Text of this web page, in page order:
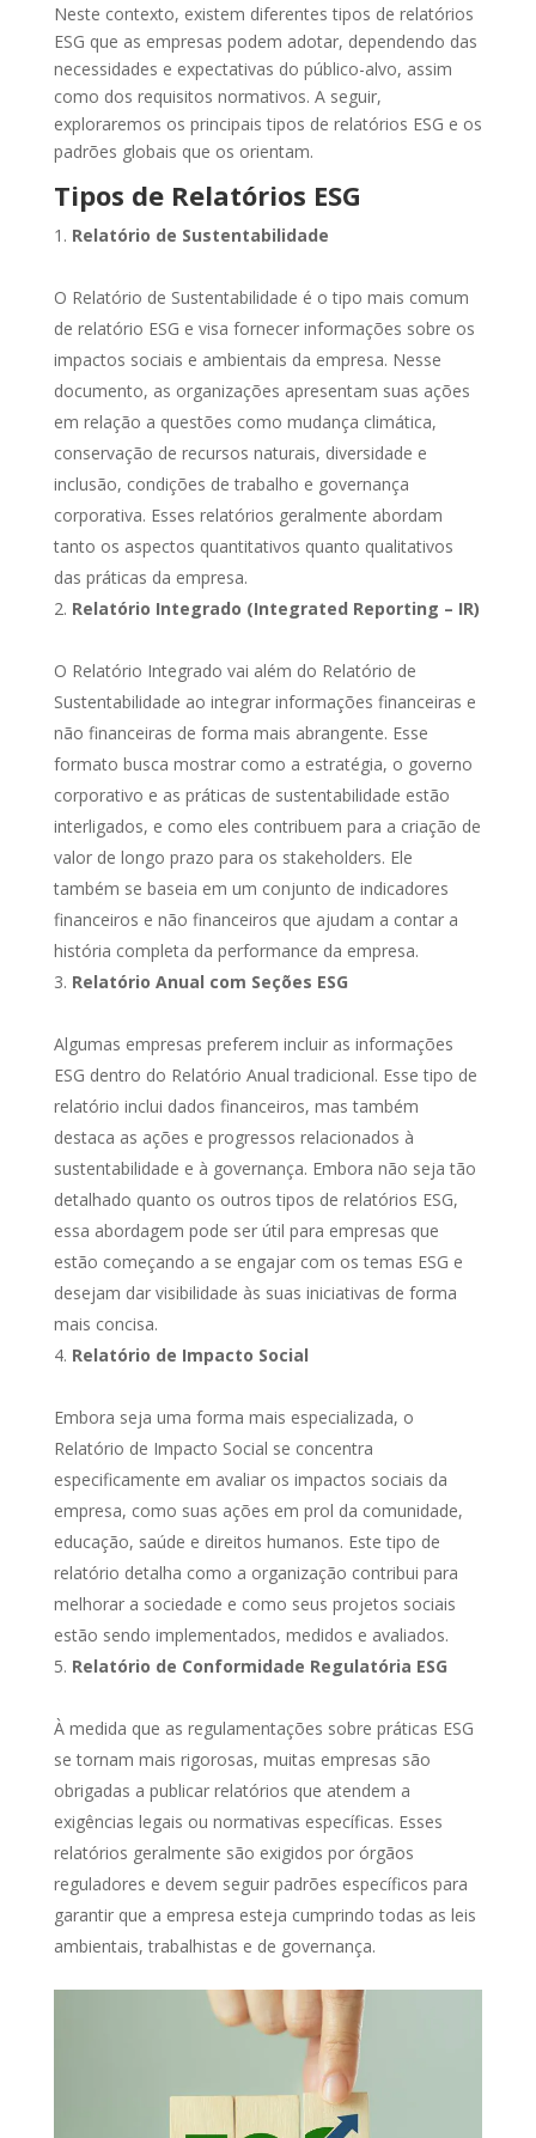
Neste contexto, existem diferentes tipos de relatórios
ESG que as empresas podem adotar, dependendo das
necessidades e expectativas do público-alvo, assim
como dos requisitos normativos. A seguir,
exploraremos os principais tipos de relatórios ESG e os
padrões globais que os orientam.
Tipos de Relatórios ESG
Relatório de Sustentabilidade
O Relatório de Sustentabilidade é o tipo mais comum
de relatório ESG e visa fornecer informações sobre os
impactos sociais e ambientais da empresa. Nesse
documento, as organizações apresentam suas ações
em relação a questões como mudança climática,
conservação de recursos naturais, diversidade e
inclusão, condições de trabalho e governança
corporativa. Esses relatórios geralmente abordam
tanto os aspectos quantitativos quanto qualitativos
das práticas da empresa.
Relatório Integrado (Integrated Reporting – IR)
O Relatório Integrado vai além do Relatório de
Sustentabilidade ao integrar informações financeiras e
não financeiras de forma mais abrangente. Esse
formato busca mostrar como a estratégia, o governo
corporativo e as práticas de sustentabilidade estão
interligados, e como eles contribuem para a criação de
valor de longo prazo para os stakeholders. Ele
também se baseia em um conjunto de indicadores
financeiros e não financeiros que ajudam a contar a
história completa da performance da empresa.
Relatório Anual com Seções ESG
Algumas empresas preferem incluir as informações
ESG dentro do Relatório Anual tradicional. Esse tipo de
relatório inclui dados financeiros, mas também
destaca as ações e progressos relacionados à
sustentabilidade e à governança. Embora não seja tão
detalhado quanto os outros tipos de relatórios ESG,
essa abordagem pode ser útil para empresas que
estão começando a se engajar com os temas ESG e
desejam dar visibilidade às suas iniciativas de forma
mais concisa.
Relatório de Impacto Social
Embora seja uma forma mais especializada, o
Relatório de Impacto Social se concentra
especificamente em avaliar os impactos sociais da
empresa, como suas ações em prol da comunidade,
educação, saúde e direitos humanos. Este tipo de
relatório detalha como a organização contribui para
melhorar a sociedade e como seus projetos sociais
estão sendo implementados, medidos e avaliados.
Relatório de Conformidade Regulatória ESG
À medida que as regulamentações sobre práticas ESG
se tornam mais rigorosas, muitas empresas são
obrigadas a publicar relatórios que atendem a
exigências legais ou normativas específicas. Esses
relatórios geralmente são exigidos por órgãos
reguladores e devem seguir padrões específicos para
garantir que a empresa esteja cumprindo todas as leis
ambientais, trabalhistas e de governança.